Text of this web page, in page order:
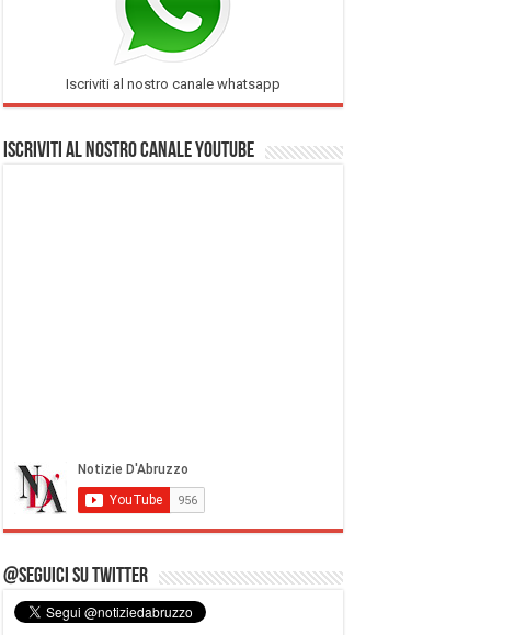
Iscriviti al nostro canale whatsapp
Iscriviti al nostro Canale Youtube
@Seguici su Twitter